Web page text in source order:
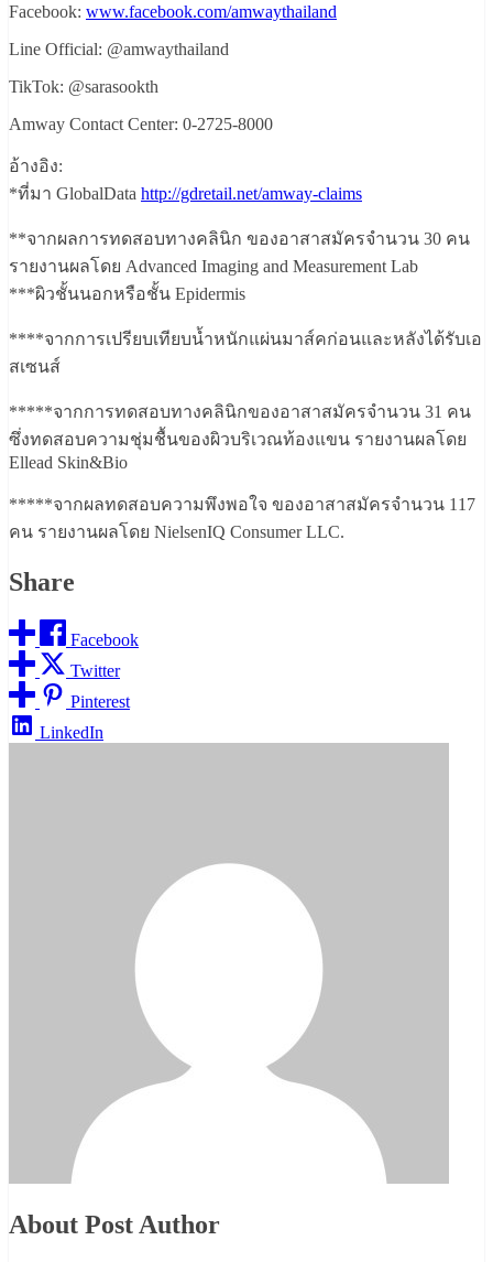
Facebook: www.facebook.com/amwaythailand
Line Official: @amwaythailand
TikTok: @sarasookth
Amway Contact Center: 0-2725-8000
อ้างอิง:
*ที่มา GlobalData http://gdretail.net/amway-claims
**จากผลการทดสอบทางคลินิก ของอาสาสมัครจำนวน 30 คน
รายงานผลโดย Advanced Imaging and Measurement Lab
***ผิวชั้นนอกหรือชั้น Epidermis
****จากการเปรียบเทียบน้ำหนักแผ่นมาส์คก่อนและหลังได้รับเอ
สเซนส์
*****จากการทดสอบทางคลินิกของอาสาสมัครจำนวน 31 คน
ซึ่งทดสอบความชุ่มชื้นของผิวบริเวณท้องแขน รายงานผลโดย
Ellead Skin&Bio
*****จากผลทดสอบความพึงพอใจ ของอาสาสมัครจำนวน 117
คน รายงานผลโดย NielsenIQ Consumer LLC.
Share
Facebook
Twitter
Pinterest
LinkedIn
About Post Author